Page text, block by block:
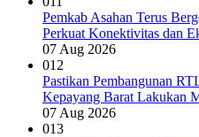
Pemkab Asahan Terus
Perkuat Konektivitas dan
07 Aug 2026
012
Pastikan Pembangunan
Kepayang Barat Lakukan
07 Aug 2026
013